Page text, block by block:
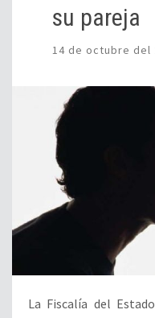
su pareja
14 de octubre del
La Fiscalía del